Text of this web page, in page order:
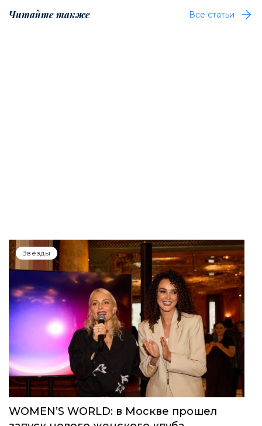
Читайте также Все статьи
Звёзды
WOMEN’S WORLD: в Москве прошел